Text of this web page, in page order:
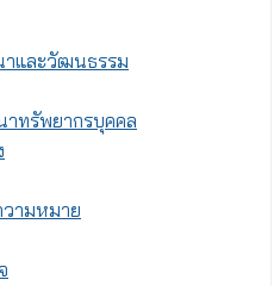
าและวัฒนธรรม
ทรัพยากรบุคคล
ามหมาย